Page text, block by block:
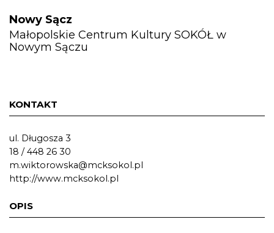
Nowy Sącz
Małopolskie Centrum Kultury SOKÓŁ w
Nowym Sączu
KONTAKT
ul. Długosza 3
18 / 448 26 30
m.wiktorowska@mcksokol.pl
http://www.mcksokol.pl
OPIS